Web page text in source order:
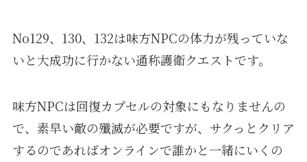
No129、130、132は味方NPCの体力が残っていな
いと大成功に行かない通称護衛クエストです。
味方NPCは回復カプセルの対象にもなりませんの
で、素早い敵の殲滅が必要ですが、サクっとクリア
するのであればオンラインで誰かと一緒にいくの